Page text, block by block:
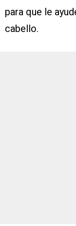
para que le
cabello.